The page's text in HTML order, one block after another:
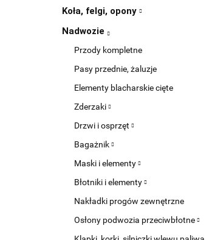
Koła, felgi, opony
Nadwozie
Przody kompletne
Pasy przednie, żaluzje
Elementy blacharskie cięte
Zderzaki
Drzwi i osprzęt
Bagażnik
Maski i elementy
Błotniki i elementy
Nakładki progów zewnętrzne
Osłony podwozia przeciwbłotne